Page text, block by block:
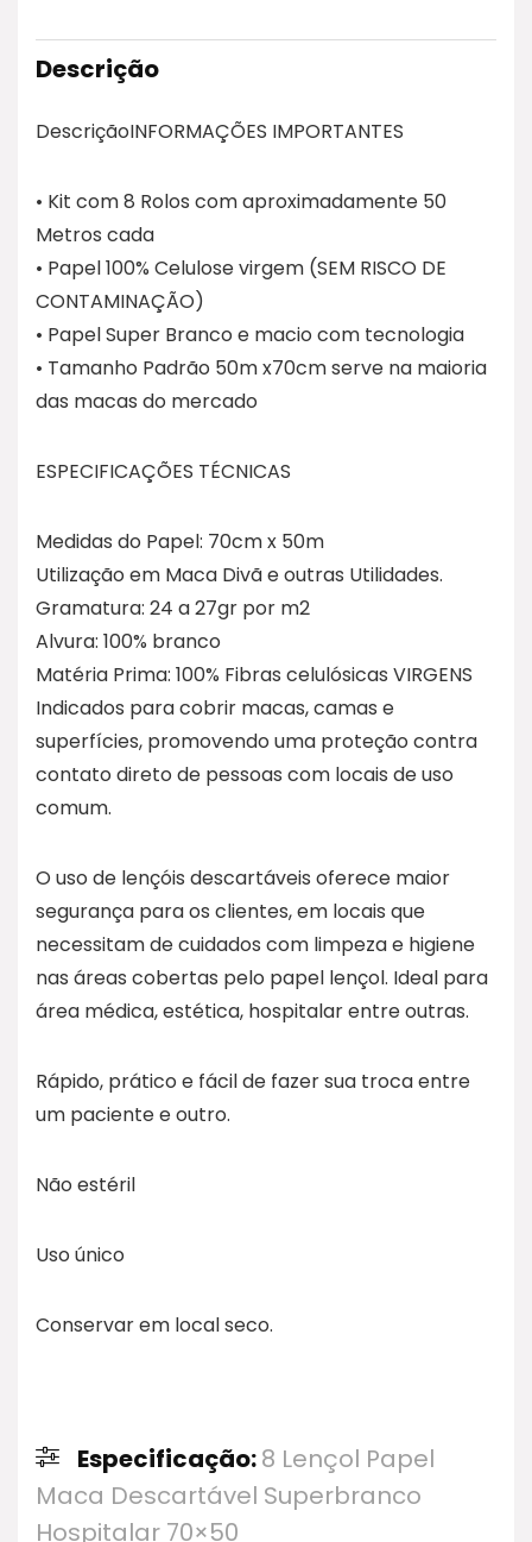
Descrição
DescriçãoINFORMAÇÕES IMPORTANTES
• Kit com 8 Rolos com aproximadamente 50
Metros cada
• Papel 100% Celulose virgem (SEM RISCO DE
CONTAMINAÇÃO)
• Papel Super Branco e macio com tecnologia
• Tamanho Padrão 50m x70cm serve na maioria
das macas do mercado
ESPECIFICAÇÕES TÉCNICAS
Medidas do Papel: 70cm x 50m
Utilização em Maca Divã e outras Utilidades.
Gramatura: 24 a 27gr por m2
Alvura: 100% branco
Matéria Prima: 100% Fibras celulósicas VIRGENS
Indicados para cobrir macas, camas e
superfícies, promovendo uma proteção contra
contato direto de pessoas com locais de uso
comum.
O uso de lençóis descartáveis oferece maior
segurança para os clientes, em locais que
necessitam de cuidados com limpeza e higiene
nas áreas cobertas pelo papel lençol. Ideal para
área médica, estética, hospitalar entre outras.
Rápido, prático e fácil de fazer sua troca entre
um paciente e outro.
Não estéril
Uso único
Conservar em local seco.
Especificação:8 Lençol Papel
Maca Descartável Superbranco
Hospitalar 70×50